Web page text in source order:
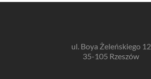
ul. Boya Żeleńskiego 12
35-105 Rzeszów